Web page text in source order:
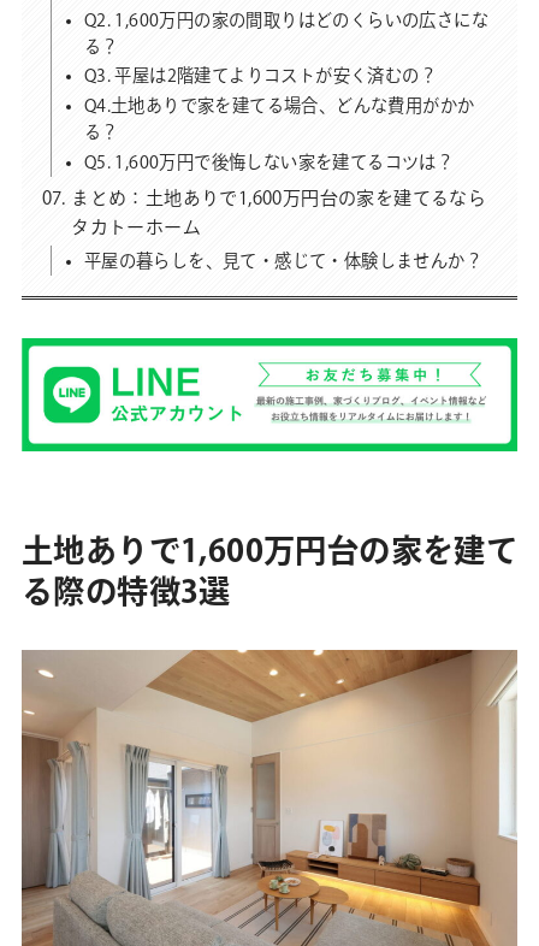
Q2. 1,600万円の家の間取りはどのくらいの広さにな
る？
Q3. 平屋は2階建てよりコストが安く済むの？
Q4.土地ありで家を建てる場合、どんな費用がかか
る？
Q5. 1,600万円で後悔しない家を建てるコツは？
まとめ：土地ありで1,600万円台の家を建てるなら
タカトーホーム
平屋の暮らしを、見て・感じて・体験しませんか？
土地ありで1,600万円台の家を建て
る際の特徴3選